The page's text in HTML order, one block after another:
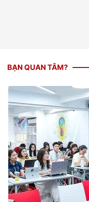
BẠN QUAN TÂM?